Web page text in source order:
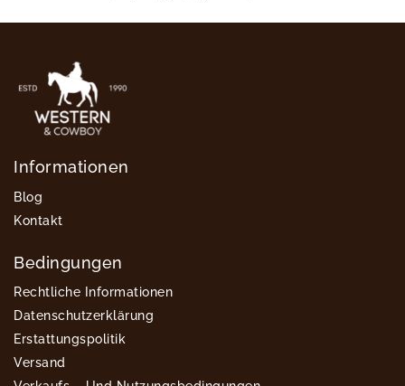
Informationen
Blog
Kontakt
Bedingungen
Rechtliche Informationen
Datenschutzerklärung
Erstattungspolitik
Versand